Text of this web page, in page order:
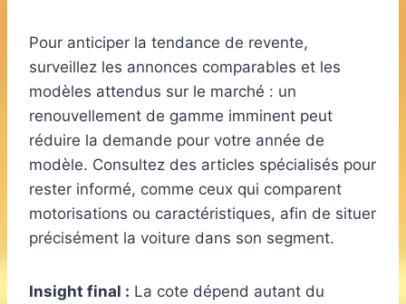
Pour anticiper la tendance de revente,
surveillez les annonces comparables et les
modèles attendus sur le marché : un
renouvellement de gamme imminent peut
réduire la demande pour votre année de
modèle. Consultez des articles spécialisés pour
rester informé, comme ceux qui comparent
motorisations ou caractéristiques, afin de situer
précisément la voiture dans son segment.
Insight final : La cote dépend autant du